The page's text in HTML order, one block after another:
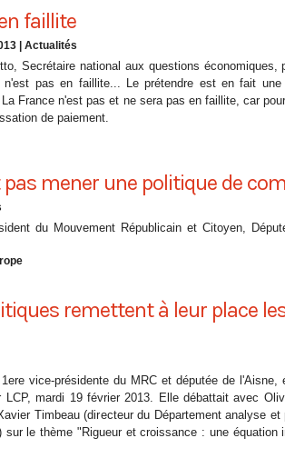
faillite
Actualités
Secrétaire national aux questions économiques,
n'est pas en faillite... Le prétendre est en fait une
France n'est pas et ne sera pas en faillite, car
de paiement.
mener une politique de
du Mouvement Républicain et Citoyen,
remettent à leur place
vice-présidente du MRC et députée de l'Aisne,
mardi 19 février 2013. Elle débattait avec
Timbeau (directeur du Département analyse et
sur le thème "Rigueur et croissance : une équation